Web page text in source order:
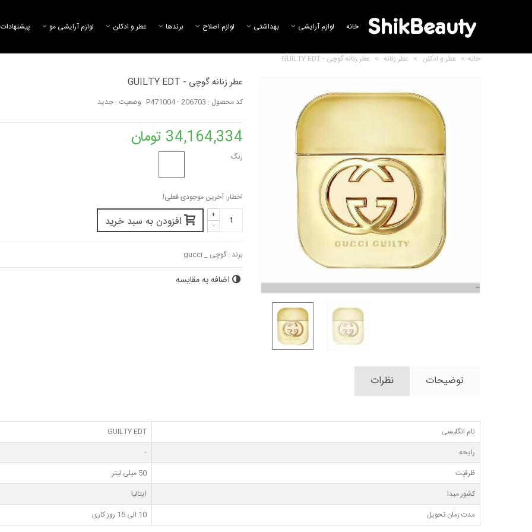
خانه لوازم آرایشی بهداشتی لوازم اصلاح برند‌ها عطر و ادکلن لوازم آرایشی مو
خانه > عطر و ادکلن > عطر زنانه > عطر زنانه گوچی - GUILTY EDT
عطر زنانه گوچی - GUILTY EDT
کد محصول : P471004 - 206703 وضعیت : جدید
34,164,334 تومان
رنگ
اخطار: آخرین موجودی فعلی!
-
+ افزودن به سبد خرید
برند :گوچی _ gucci
اضافه به مقایسه
Eau de Parfum...
عطر زنانه گوچی - BAMBOO
EDP 50 ML
27,564,170 تومان
27,564,170 تومان
عطر زنانه گیلتی ابسلوت گوچی
عطر زنانه گوچی - Gucci Bloom
Acqua di Fiori Eau...
توضیحات نظرات
نام انگلیسی
GUILTY EDT
رایحه
-
ظرفیت
50 میلی لیتر
کشور مبدا
ایتالیا
مدت زمان تحویل
10 الی 15 روز کاری